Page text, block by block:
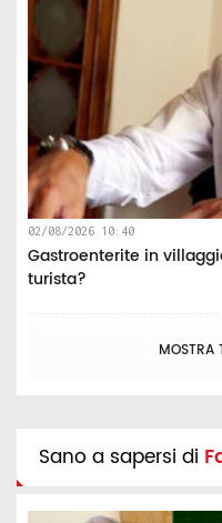
02/08/2026 10:40
Gastroenterite in
turista?
MOSTRA
Sano a sapersi di